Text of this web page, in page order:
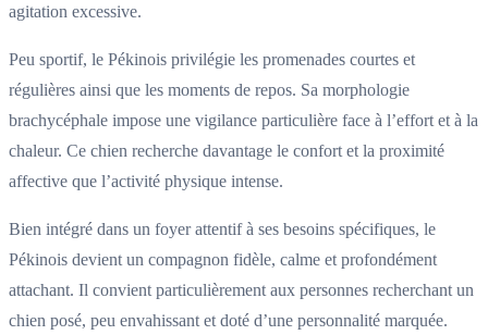
agitation excessive.
Peu sportif, le Pékinois privilégie les promenades courtes et
régulières ainsi que les moments de repos. Sa morphologie
brachycéphale impose une vigilance particulière face à l’effort et à la
chaleur. Ce chien recherche davantage le confort et la proximité
affective que l’activité physique intense.
Bien intégré dans un foyer attentif à ses besoins spécifiques, le
Pékinois devient un compagnon fidèle, calme et profondément
attachant. Il convient particulièrement aux personnes recherchant un
chien posé, peu envahissant et doté d’une personnalité marquée.